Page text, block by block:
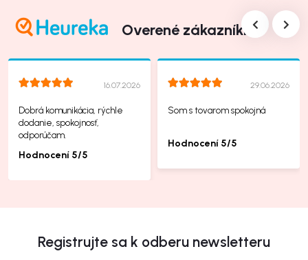
Overené zákazníkmi
16.07.2026
Dobrá komunikácia, rýchle
dodanie, spokojnosť,
odporúčam.
Hodnocení 5/5
29.06.2026
Som s tovarom spokojná
Hodnocení 5/5
Registrujte sa k odberu newsletteru